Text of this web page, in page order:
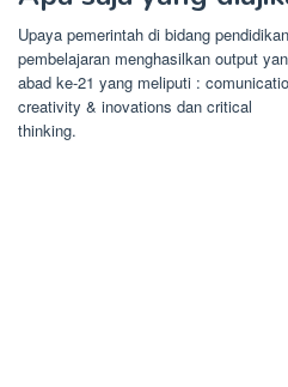
Upaya pemerintah di bidang
pembelajaran menghasilkan output
abad ke-21 yang meliputi :
creativity & inovations dan critical
thinking.